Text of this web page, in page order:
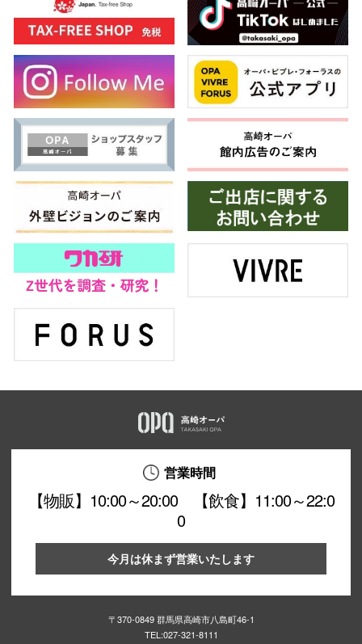
営業時間
【物販】10:00～20:00 【飲食】11:00～22:0
0
今月は休まず営業いたします
〒370-0849 群馬県高崎市八島町46-1
TEL:027-321-8111